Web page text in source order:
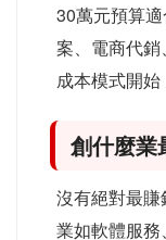
30萬元預算
案、電商代
成本模式開始
創什麼業
沒有絕對最
業如軟體服